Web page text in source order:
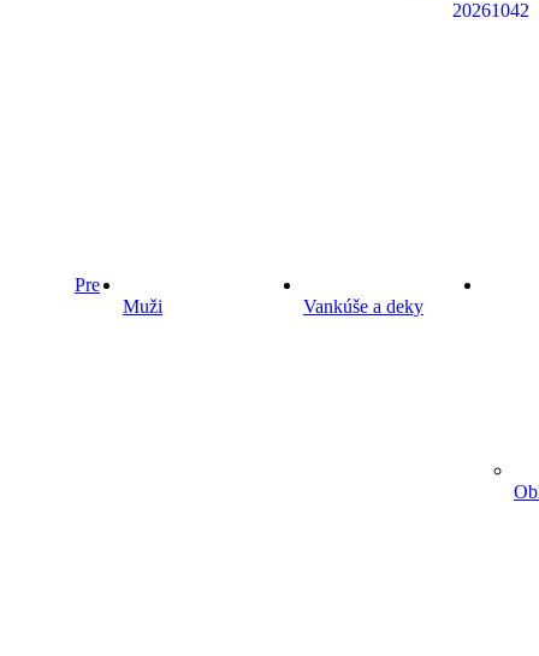
20261042
Pre
Muži Vankúše a deky